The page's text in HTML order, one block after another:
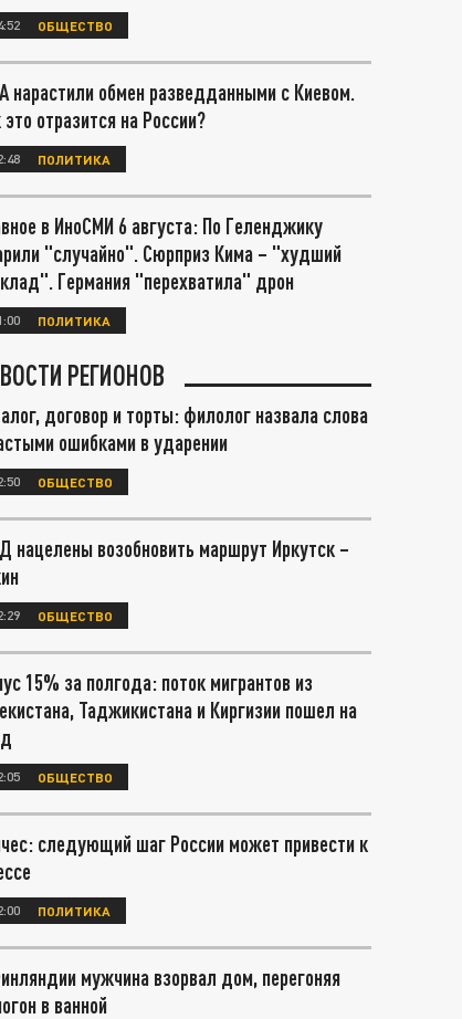
ОБЩЕСТВО
нарастили обмен разведданными с Киевом.
это отразится на России?
ПОЛИТИКА
в ИноСМИ 6 августа: По Геленджику
"случайно". Сюрприз Кима – "худший
Германия "перехватила" дрон
ПОЛИТИКА
РЕГИОНОВ
договор и торты: филолог назвала слова
ошибками в ударении
ОБЩЕСТВО
нацелены возобновить маршрут Иркутск –
ОБЩЕСТВО
15% за полгода: поток мигрантов из
Таджикистана и Киргизии пошел на
ОБЩЕСТВО
следующий шаг России может привести к
ПОЛИТИКА
мужчина взорвал дом, перегоняя
в ванной